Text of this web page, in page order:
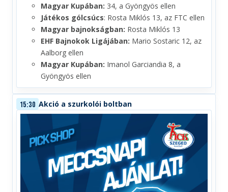
Magyar Kupában: 34, a Gyöngyös ellen
Játékos gólcsúcs: Rosta Miklós 13, az FTC ellen
Magyar bajnokságban: Rosta Miklós 13
EHF Bajnokok Ligájában: Mario Sostaric 12, az
Aalborg ellen
Magyar Kupában: Imanol Garciandia 8, a
Gyöngyös ellen
15:30 Akció a szurkolói boltban